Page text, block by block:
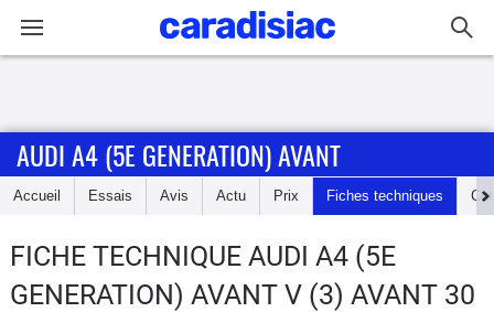
Accueil
Essais
AUDI A4 (5E GENERATION) AVANT
Accueil Essais Avis Actu Prix Fiches techniques
FICHE TECHNIQUE AUDI A4 (5E
GENERATION) AVANT V (3) AVANT 30